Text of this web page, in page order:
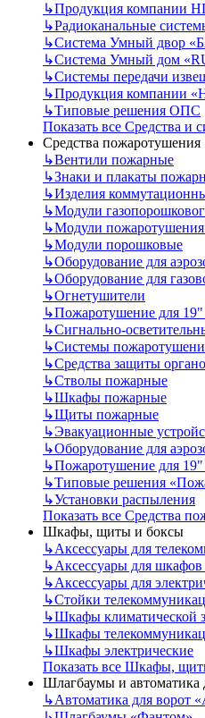
↳Продукция компании
↳Радиоканальные
↳Система Умный двор
↳Система Умный дом
↳Системы передачи
↳Продукция компании
↳Типовые решения ОПС
Показать все Средства и
Средства пожаротушения
↳Вентили пожарные
↳Знаки и плакаты
↳Изделия
↳Модули
↳Модули
↳Модули порошковые
↳Оборудование для
↳Оборудование для
↳Огнетушители
↳Пожаротушение для
↳Сигнально-
↳Системы
↳Средства защиты
↳Стволы пожарные
↳Шкафы пожарные
↳Щиты пожарные
↳Эвакуационные
↳Оборудование для
↳Пожаротушение для
↳Типовые решения
↳Установки распыления
Показать все Средства
Шкафы, щиты и боксы
↳Аксессуары для
↳Аксессуары для
↳Аксессуары для
↳Стойки
↳Шкафы климатической
↳Шкафы
↳Шкафы электрические
Показать все Шкафы,
Шлагбаумы и автоматика
↳Автоматика для ворот